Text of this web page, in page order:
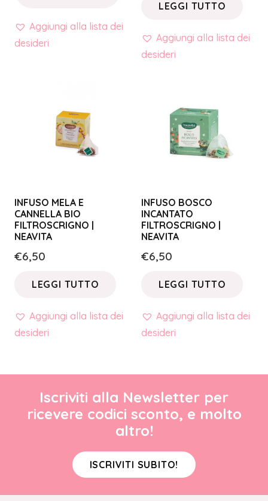
Aggiungi alla lista dei
desideri
LEGGI TUTTO
Aggiungi alla lista dei
desideri
INFUSO MELA E
CANNELLA BIO
FILTROSCRIGNO |
NEAVITA
€6,50
LEGGI TUTTO
Aggiungi alla lista dei
desideri
INFUSO BOSCO
INCANTATO
FILTROSCRIGNO |
NEAVITA
€6,50
LEGGI TUTTO
Aggiungi alla lista dei
desideri
Iscriviti alla Newsletter per
ricevere codici sconto, e molto
altro!
ISCRIVITI SUBITO!